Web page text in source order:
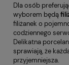
Dla osób
wyborem będą
filiżanek o
codziennego
Delikatna
sprawiają, że
przyjemniejsza.